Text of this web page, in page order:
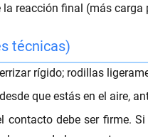
reacción final (más carga
técnicas)
rígido; rodillas
que estás en el aire,
contacto debe ser firme.